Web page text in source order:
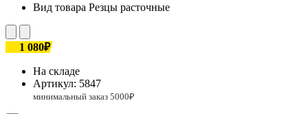
Вид товара Резцы расточные
1 080₽
На складе
Артикул: 5847